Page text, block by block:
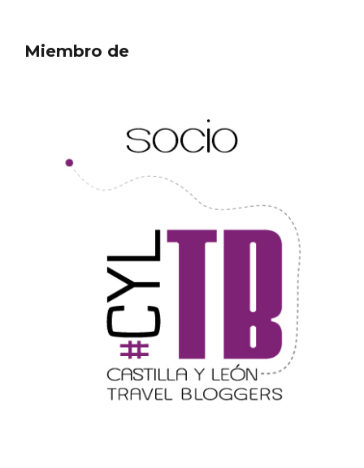
Miembro de
Belén segoviano, otra escusa más para
visitar Sepúlveda estas Navidades